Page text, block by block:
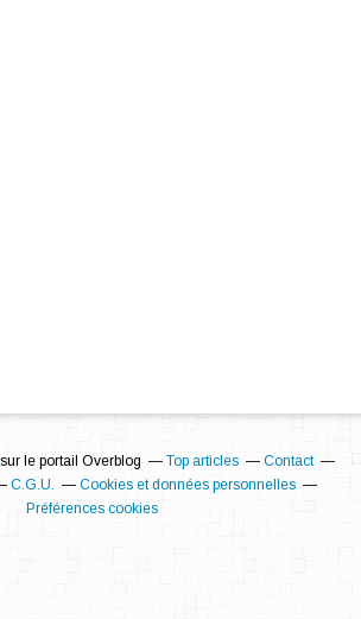
le portail Overblog Top articles
Contact
C.G.U.
Cookies et données personnelles
Préférences cookies